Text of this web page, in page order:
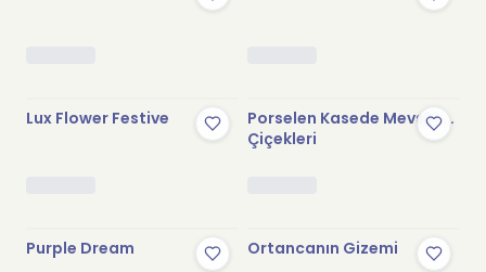
Lux Flower Festive
Porselen Kasede Mevsim
Çiçekleri
Purple Dream Ortancanın Gizemi